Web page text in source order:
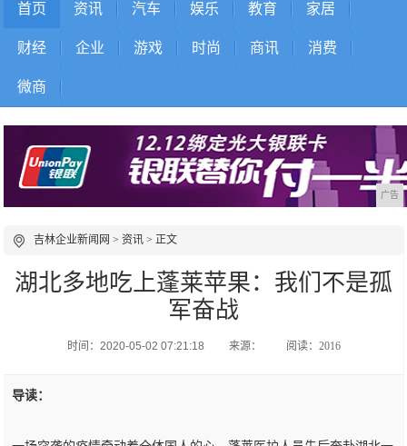
首页 资讯 汽车 娱乐 教育 家居
财经 企业 游戏 时尚 商讯 消费
微商
广告
吉林企业新闻网 >资讯 > 正文
湖北多地吃上蓬莱苹果：我们不是孤
军奋战
时间：2020-05-02 07:21:18 来源： 阅读：2016
导读：